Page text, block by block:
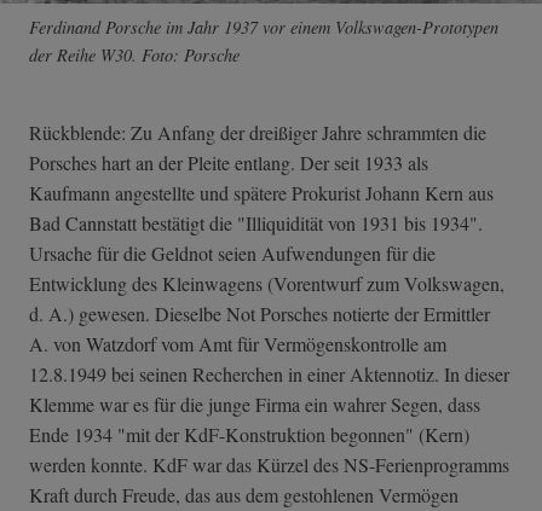
Ferdinand Porsche im Jahr 1937 vor einem Volkswagen-Prototypen
der Reihe W30. Foto: Porsche
Rückblende: Zu Anfang der dreißiger Jahre schrammten die
Porsches hart an der Pleite entlang. Der seit 1933 als
Kaufmann angestellte und spätere Prokurist Johann Kern aus
Bad Cannstatt bestätigt die "Illiquidität von 1931 bis 1934".
Ursache für die Geldnot seien Aufwendungen für die
Entwicklung des Kleinwagens (Vorentwurf zum Volkswagen,
d. A.) gewesen. Dieselbe Not Porsches notierte der Ermittler
A. von Watzdorf vom Amt für Vermögenskontrolle am
12.8.1949 bei seinen Recherchen in einer Aktennotiz. In dieser
Klemme war es für die junge Firma ein wahrer Segen, dass
Ende 1934 "mit der KdF-Konstruktion begonnen" (Kern)
werden konnte. KdF war das Kürzel des NS-Ferienprogramms
Kraft durch Freude, das aus dem gestohlenen Vermögen